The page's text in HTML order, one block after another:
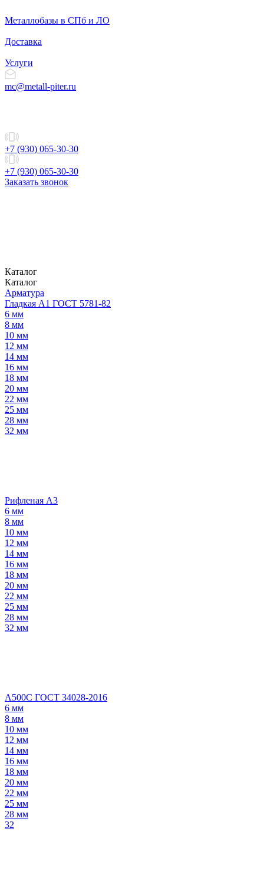
Металлобазы в СПб и ЛО
Доставка
Услуги
mc@metall-piter.ru
+7 (930) 065-30-30
+7 (930) 065-30-30
Заказать звонок
Каталог
Каталог
Арматура
Гладкая А1 ГОСТ 5781-82
6 мм
8 мм
10 мм
12 мм
14 мм
16 мм
18 мм
20 мм
22 мм
25 мм
28 мм
32 мм
Рифленая А3
6 мм
8 мм
10 мм
12 мм
14 мм
16 мм
18 мм
20 мм
22 мм
25 мм
28 мм
32 мм
А500С ГОСТ 34028-2016
6 мм
8 мм
10 мм
12 мм
14 мм
16 мм
18 мм
20 мм
22 мм
25 мм
28 мм
32